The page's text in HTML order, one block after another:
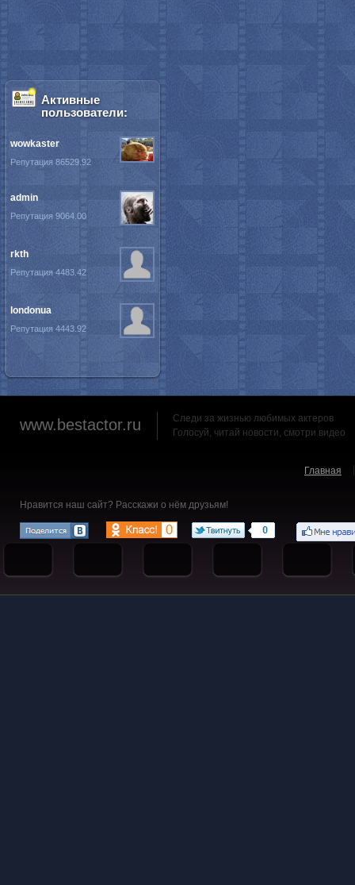
Активные
пользователи:
wowkaster
Репутация 86529.92
admin
Репутация 9064.00
rkth
Репутация 4483.42
londonua
Репутация 4443.92
www.bestactor.ru
Следи за жизнью любимых актеров
Голосуй, читай новости, смотри видео
Главная
Нравится наш сайт? Расскажи о нём друзьям!